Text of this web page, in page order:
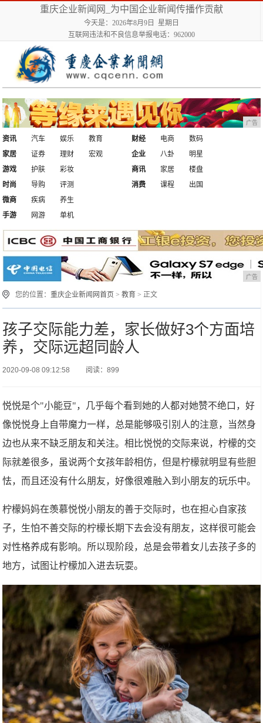
重庆企业新闻网_为中国企业新闻传播作贡献
今天是：2026年8月9日 星期日
互联网违法和不良信息举报电话：962000
广告
资讯 汽车 娱乐
教育
家居
证券 理财 宏观
财经 电商
数码
企业
八卦
明星
游戏
护肤
彩妆
时尚
导购 评测
商讯 家居
楼盘
消费
课程
出国
微商
疾病
养生
手游
网游 单机
广告
您的位置：重庆企业新闻网首页 >教育 > 正文
孩子交际能力差，家长做好3个方面培
养，交际远超同龄人
2020-09-08 09:12:58 阅读：899
悦悦是个"小能豆"，几乎每个看到她的人都对她赞不绝口，好
像悦悦身上自带魔力一样，总是能够吸引别人的注意，当然身
边也从来不缺乏朋友和关注。相比悦悦的交际来说，柠檬的交
际就差很多，虽说两个女孩年龄相仿，但是柠檬就明显有些胆
怯，而且还没有什么朋友，好像很难融入到小朋友的玩乐中。
柠檬妈妈在羡慕悦悦小朋友的善于交际时，也在担心自家孩
子，生怕不善交际的柠檬长期下去会没有朋友，这样很可能会
对性格养成有影响。所以现阶段，总是会带着女儿去孩子多的
地方，试图让柠檬加入进去玩耍。